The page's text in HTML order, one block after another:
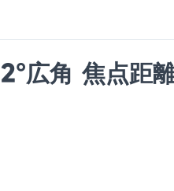
広角 焦点距